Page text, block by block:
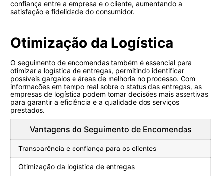
confiança entre a empresa e o cliente, aumentando a
satisfação e fidelidade do consumidor.
Otimização da Logística
O seguimento de encomendas também é essencial para
otimizar a logística de entregas, permitindo identificar
possíveis gargalos e áreas de melhoria no processo. Com
informações em tempo real sobre o status das entregas, as
empresas de logística podem tomar decisões mais assertivas
para garantir a eficiência e a qualidade dos serviços
prestados.
Vantagens do Seguimento de Encomendas
Transparência e confiança para os clientes
Otimização da logística de entregas